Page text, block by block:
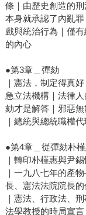
條｜由歷史創造的
本身就承認了內亂
戲與統治行為｜僅
的內心
●第3章＿彈劾
｜憲法，制定得真
急立法機構｜法律
劾才是解答｜邪惡
｜總統與總統職權
●第4章＿從彈劾朴
｜轉印朴槿惠與尹
｜一九八七年的產
長、憲法法院院長
｜憲法、行政法、
法學教授的時局宣言